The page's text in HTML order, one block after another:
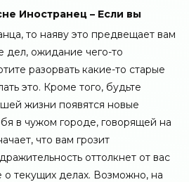
Иностранец – Если вы
то наяву это предвещает вам
ожидание чего-то
разорвать какие-то старые
это. Кроме того, будьте
жизни появятся новые
в чужом городе, говорящей на
что вам грозит
оттолкнет от вас
текущих делах. Возможно, на